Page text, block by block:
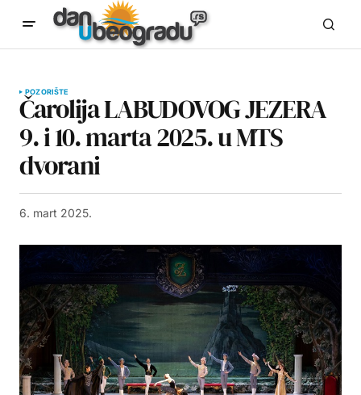
POZORIŠTE
Čarolija LABUDOVOG JEZERA
9. i 10. marta 2025. u MTS
dvorani
6. mart 2025.